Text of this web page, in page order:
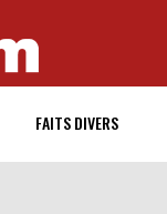
FAITS DIVERS